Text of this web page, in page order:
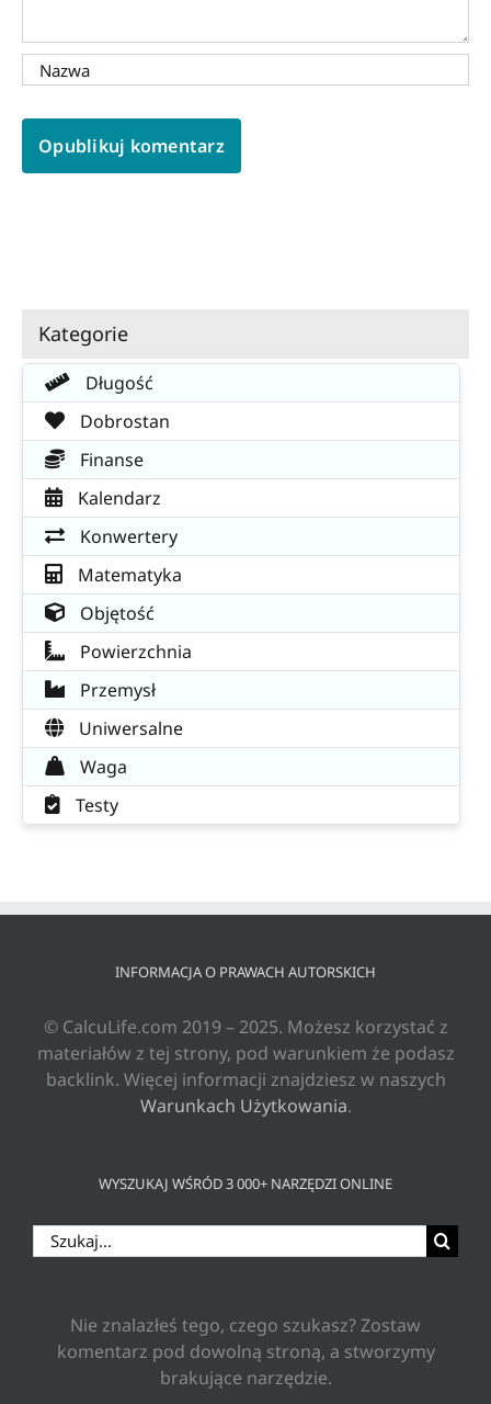
Kategorie
Długość
Dobrostan
Finanse
Kalendarz
Konwertery
Matematyka
Objętość
Powierzchnia
Przemysł
Uniwersalne
Waga
Testy
INFORMACJA O PRAWACH AUTORSKICH
© CalcuLife.com 2019 – 2025. Możesz korzystać z
materiałów z tej strony, pod warunkiem że podasz
backlink. Więcej informacji znajdziesz w naszych
Warunkach Użytkowania.
WYSZUKAJ WŚRÓD 3 000+ NARZĘDZI ONLINE
Szukaj
Nie znalazłeś tego, czego szukasz? Zostaw
komentarz pod dowolną stroną, a stworzymy
brakujące narzędzie.